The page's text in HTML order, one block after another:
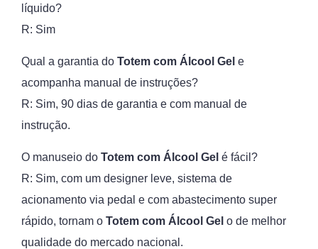
líquido?
R: Sim
Qual a garantia do Totem com Álcool Gel e
acompanha manual de instruções?
R: Sim, 90 dias de garantia e com manual de
instrução.
O manuseio do Totem com Álcool Gel é fácil?
R: Sim, com um designer leve, sistema de
acionamento via pedal e com abastecimento super
rápido, tornam o Totem com Álcool Gel o de melhor
qualidade do mercado nacional.